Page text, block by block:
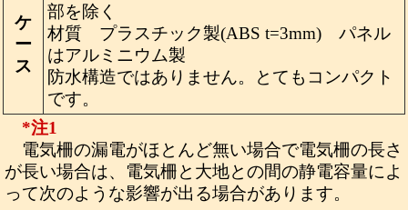
ケ
ー
ス
部を除く
材質 プラスチック製(ABS t=3mm) パネル
はアルミニウム製
防水構造ではありません。とてもコンパクト
です。
*注1
電気柵の漏電がほとんど無い場合で電気柵の長さ
が長い場合は、電気柵と大地との間の静電容量によ
って次のような影響が出る場合があります。